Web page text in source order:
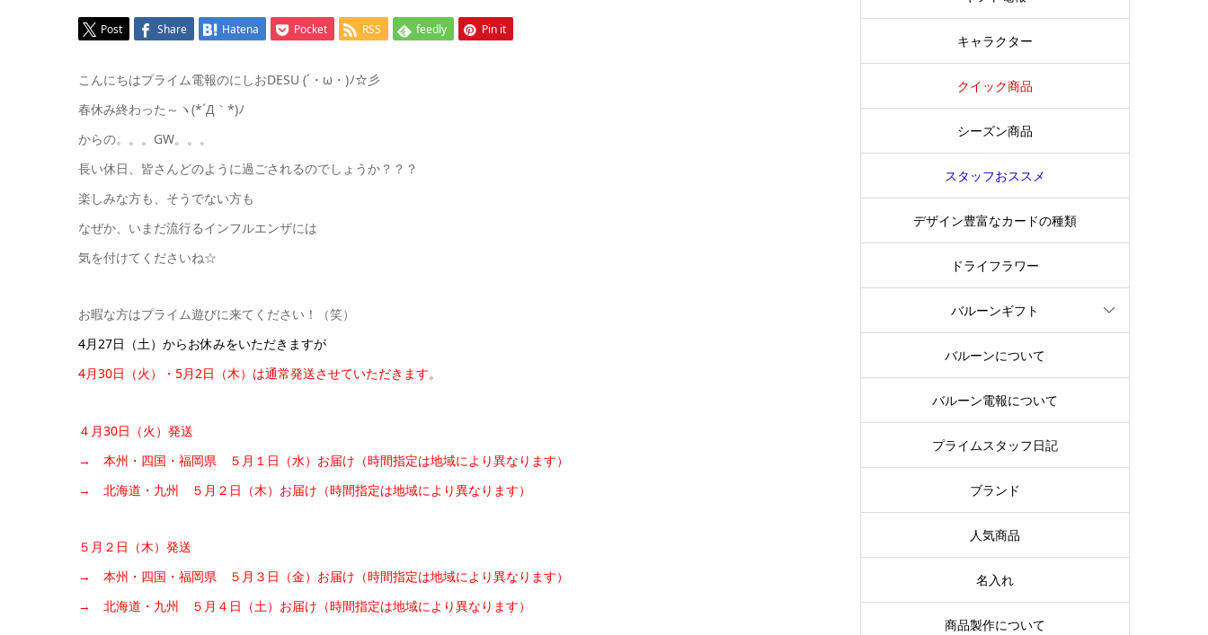
Post Share Hatena Pocket RSS feedly Pin it
こんにちはプライム電報のにしおDESU (´・ω・)ﾉ☆彡
春休み終わった～ヽ(*´Д｀*)ﾉ
からの。。。GW。。。
長い休日、皆さんどのように過ごされるのでしょうか？？？
楽しみな方も、そうでない方も
なぜか、いまだ流行るインフルエンザには
気を付けてくださいね☆
お暇な方はプライム遊びに来てください！（笑）
4月27日（土）からお休みをいただきますが
4月30日（火）・5月2日（木）は通常発送させていただきます。
４月30日（火）発送
→ 本州・四国・福岡県 ５月１日（水）お届け（時間指定は地域により異なります）
→ 北海道・九州 ５月２日（木）お届け（時間指定は地域により異なります）
５月２日（木）発送
→ 本州・四国・福岡県 ５月３日（金）お届け（時間指定は地域により異なります）
→ 北海道・九州 ５月４日（土）お届け（時間指定は地域により異なります）
キャラクター
クイック商品
シーズン商品
スタッフおススメ
デザイン豊富なカードの種類
ドライフラワー
バルーンギフト
バルーンについて
バルーン電報について
プライムスタッフ日記
ブランド
人気商品
名入れ
商品製作について